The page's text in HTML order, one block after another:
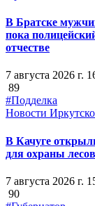
В Братске
пока
отчестве
7 августа 2026 г.
89
#Подделка
Новости
В Качуге
для охраны лесов
7 августа 2026 г.
90